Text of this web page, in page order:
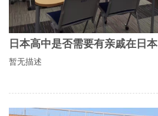
日本高中是否需要有亲戚在日本
暂无描述